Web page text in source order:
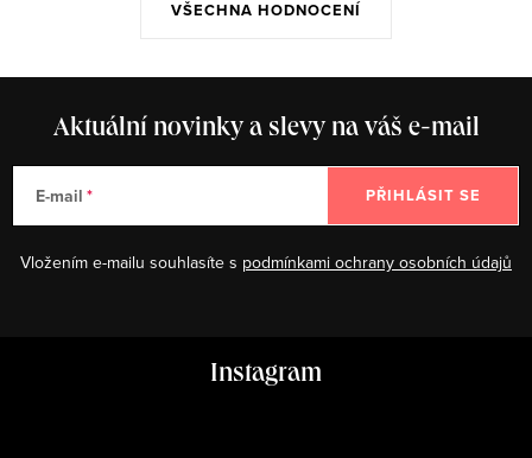
VŠECHNA HODNOCENÍ
Aktuální novinky a slevy na váš e-mail
E-mail
Vložením e-mailu souhlasíte s podmínkami ochrany osobních údajů
PŘIHLÁSIT SE
Instagram